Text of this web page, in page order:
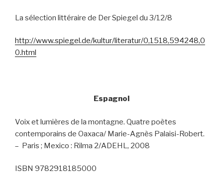
La sélection littéraire de Der Spiegel du 3/12/8
http://www.spiegel.de/kultur/literatur/0,1518,594248,0
0.html
Espagnol
Voix et lumières de la montagne. Quatre poètes
contemporains de Oaxaca/ Marie-Agnès Palaisi-Robert.
– Paris ; Mexico : Rilma 2/ADEHL, 2008
ISBN 9782918185000